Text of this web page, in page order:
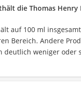
die Thomas
auf 100 ml
Bereich. Andere
deutlich weniger oder